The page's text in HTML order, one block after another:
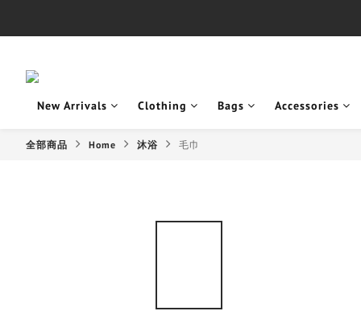
New Arrivals Clothing Bags Accessories
全部商品 Home 沐浴 毛巾